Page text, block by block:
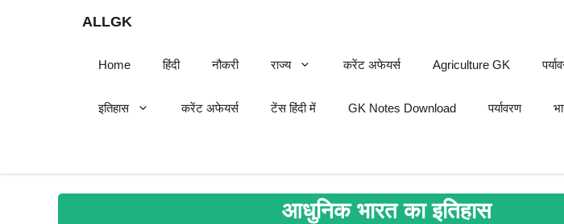
ALLGK
Home हिंदी नौकरी राज्य करेंट अफेयर्स Agriculture GK
इतिहास करेंट अफेयर्स टेंस हिंदी में GK Notes Download पर्यावरण
आधुनिक भारत का इतिहास